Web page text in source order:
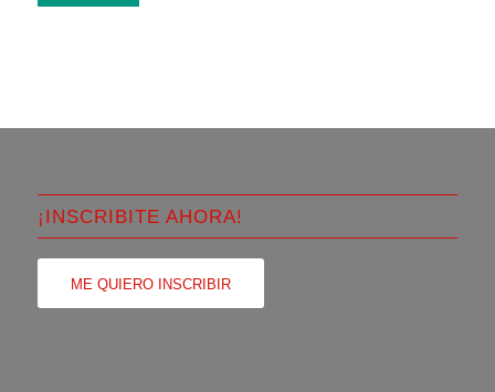
¡INSCRIBITE AHORA!
ME QUIERO INSCRIBIR